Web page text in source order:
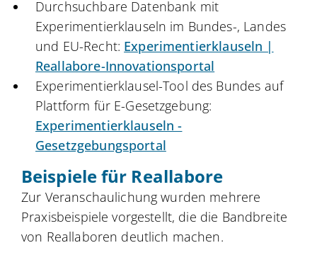
Durchsuchbare Datenbank mit
Experimentierklauseln im Bundes-, Landes
und EU-Recht: Experimentierklauseln |
Reallabore-Innovationsportal
Experimentierklausel-Tool des Bundes auf
Plattform für E-Gesetzgebung:
Experimentierklauseln -
Gesetzgebungsportal
Beispiele für Reallabore
Zur Veranschaulichung wurden mehrere
Praxisbeispiele vorgestellt, die die Bandbreite
von Reallaboren deutlich machen.